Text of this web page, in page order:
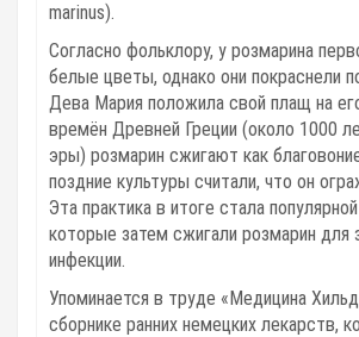
marinus).
Согласно фольклору, у розмарина
белые цветы, однако они покраснели
Дева Мария положила свой плащ на
времён Древней Греции (около 1000
эры) розмарин сжигают как
поздние культуры считали, что он
Эта практика в итоге стала
которые затем сжигали розмарин для
инфекции.
Упоминается в труде «Медицина
сборнике ранних немецких лекарств,